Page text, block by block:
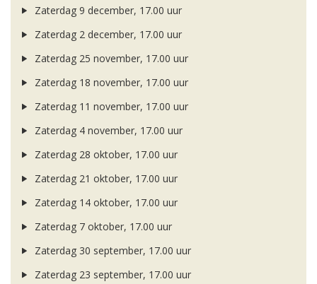
Zaterdag 9 december, 17.00 uur
Zaterdag 2 december, 17.00 uur
Zaterdag 25 november, 17.00 uur
Zaterdag 18 november, 17.00 uur
Zaterdag 11 november, 17.00 uur
Zaterdag 4 november, 17.00 uur
Zaterdag 28 oktober, 17.00 uur
Zaterdag 21 oktober, 17.00 uur
Zaterdag 14 oktober, 17.00 uur
Zaterdag 7 oktober, 17.00 uur
Zaterdag 30 september, 17.00 uur
Zaterdag 23 september, 17.00 uur